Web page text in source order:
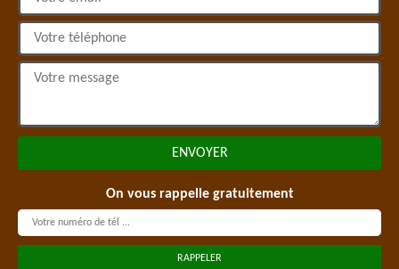
On vous rappelle gratuitement